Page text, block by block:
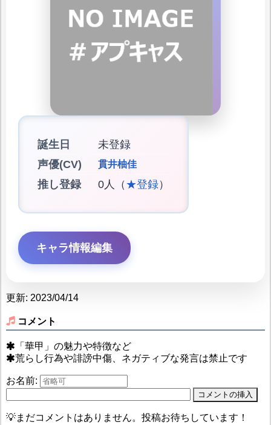
誕生日
未登録
声優(CV)
貫井柚佳
推し登録 0人（ ★登録）
キャラ情報編集
更新: 2023/04/14
コメント
「華甲」の魅力や特徴など
荒らし行為や誹謗中傷、ネガティブな発言は禁止です
お名前:
💡まだコメントはありません。投稿お待ちしています！